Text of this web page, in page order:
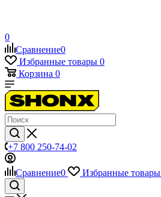
0
Сравнение0
Избранные товары 0
Корзина 0
+7 800 250-74-02
Сравнение0 Избранные товары